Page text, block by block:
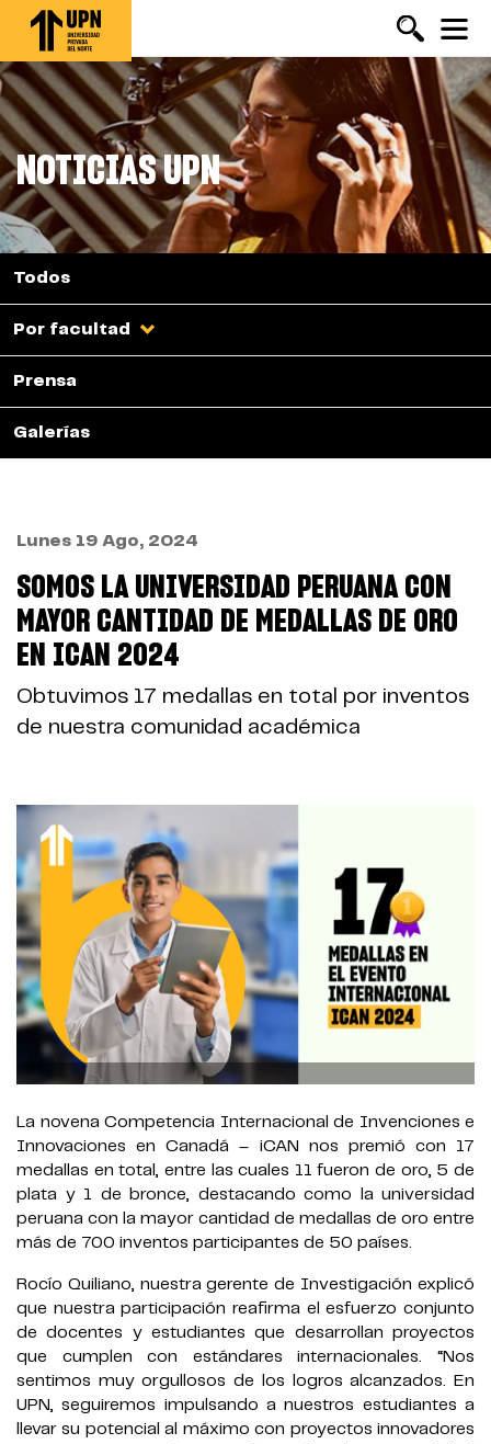
Pasar
contenido
principal
NOTICIAS UPN
Todos
Por facultad
Prensa
Galerías
Lunes 19 Ago, 2024
SOMOS LA UNIVERSIDAD PERUANA CON
MAYOR CANTIDAD DE MEDALLAS DE ORO
EN ICAN 2024
Obtuvimos 17 medallas en total por inventos
de nuestra comunidad académica
La novena Competencia Internacional de Invenciones e
Innovaciones en Canadá – iCAN nos premió con 17
medallas en total, entre las cuales 11 fueron de oro, 5 de
plata y 1 de bronce, destacando como la universidad
peruana con la mayor cantidad de medallas de oro entre
más de 700 inventos participantes de 50 países.
Rocío Quiliano, nuestra gerente de Investigación explicó
que nuestra participación reafirma el esfuerzo conjunto
de docentes y estudiantes que desarrollan proyectos
que cumplen con estándares internacionales. “Nos
sentimos muy orgullosos de los logros alcanzados. En
UPN, seguiremos impulsando a nuestros estudiantes a
llevar su potencial al máximo con proyectos innovadores